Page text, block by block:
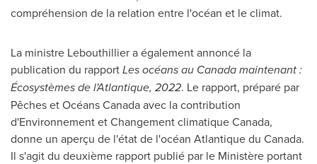
compréhension de la relation entre l'océan et le climat.
La ministre Lebouthillier a également annoncé la
publication du rapportLes océans au Canada maintenant :
Écosystèmes de l'Atlantique, 2022. Le rapport, préparé par
Pêches et Océans Canada avec la contribution
d'Environnement et Changement climatique Canada,
donne un aperçu de l'état de l'océan Atlantique du Canada.
Il s'agit du deuxième rapport publié par le Ministère portant